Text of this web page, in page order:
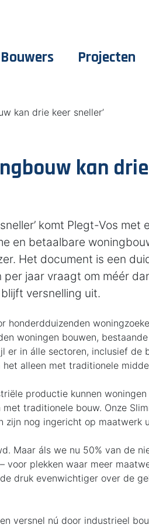
Bouwers Projecten
kan drie keer sneller’
kan
komt Plegt-Vos met
en betaalbare
Het document is een
jaar vraagt om méér
versnelling uit.
woningen bouwen,
in álle sectoren, inclusief de
alleen met traditionele
productie kunnen woningen
traditionele bouw. Onze
zijn nog ingericht op maatwerk
Maar áls we nu 50% van de
plekken waar meer
druk evenwichtiger over de
versnel nú door industrieel